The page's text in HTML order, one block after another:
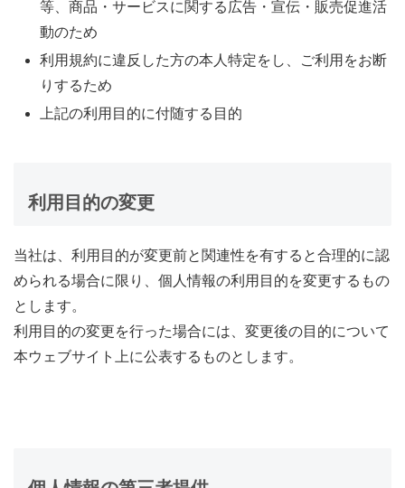
等、商品・サービスに関する広告・宣伝・販売促進活
動のため
利用規約に違反した方の本人特定をし、ご利用をお断
りするため
上記の利用目的に付随する目的
利用目的の変更
当社は、利用目的が変更前と関連性を有すると合理的に認
められる場合に限り、個人情報の利用目的を変更するもの
とします。
利用目的の変更を行った場合には、変更後の目的について
本ウェブサイト上に公表するものとします。